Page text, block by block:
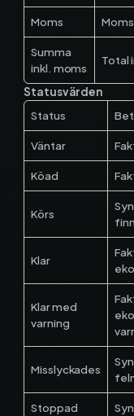
Moms
Summa
inkl. moms
Total
Statusvärden
Status
Väntar
Köad
Körs
Klar
Klar med
varning
Misslyckades
Stoppad